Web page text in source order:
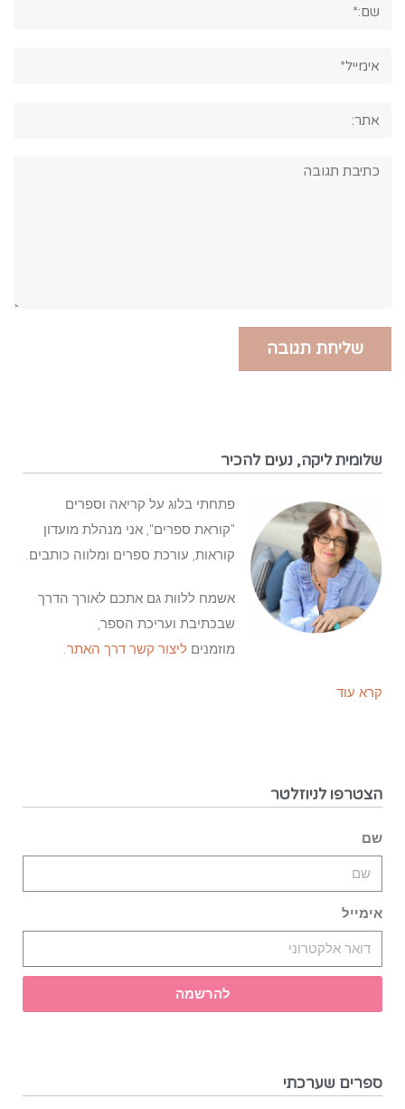
שלומית ליקה, נעים להכיר
פתחתי בלוג על קריאה וספרים
"קוראת ספרים", אני מנהלת מועדון
קוראות, עורכת ספרים ומלווה כותבים.
אשמח ללוות גם אתכם לאורך הדרך
שבכתיבת ועריכת הספר,
מוזמנים ליצור קשר דרך האתר.
קרא עוד
הצטרפו לניוזלטר
שם
אימייל
להרשמה
ספרים שערכתי